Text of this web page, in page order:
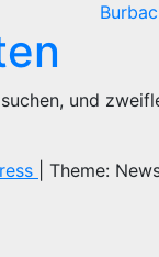
und
Theme: